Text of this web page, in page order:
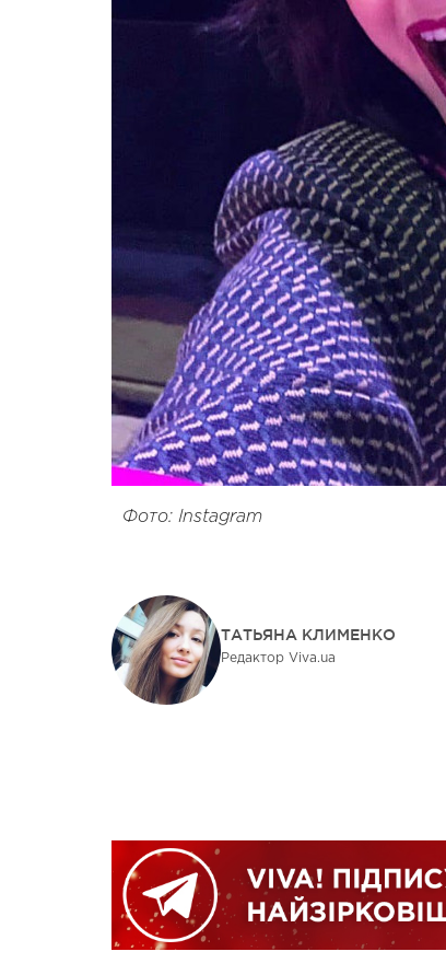
Фото: Instagram
ТАТЬЯНА КЛИМЕНКО
Редактор Viva.ua